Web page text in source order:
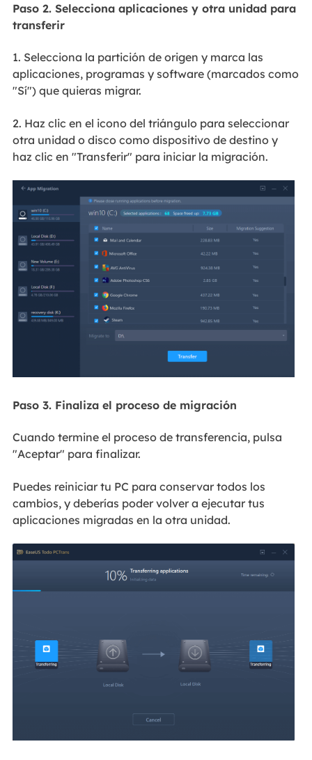
Paso 2. Selecciona aplicaciones y otra unidad para
transferir
1. Selecciona la partición de origen y marca las
aplicaciones, programas y software (marcados como
"Sí") que quieras migrar.
2. Haz clic en el icono del triángulo para seleccionar
otra unidad o disco como dispositivo de destino y
haz clic en "Transferir" para iniciar la migración.
Paso 3. Finaliza el proceso de migración
Cuando termine el proceso de transferencia, pulsa
"Aceptar" para finalizar.
Puedes reiniciar tu PC para conservar todos los
cambios, y deberías poder volver a ejecutar tus
aplicaciones migradas en la otra unidad.